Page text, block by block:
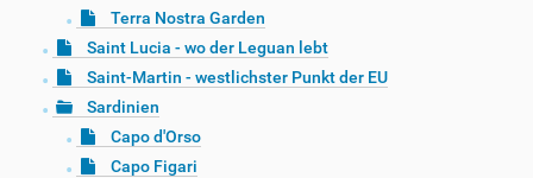
Terra Nostra Garden
Saint Lucia - wo der Leguan lebt
Saint-Martin - westlichster Punkt der EU
Sardinien
Capo d'Orso
Capo Figari